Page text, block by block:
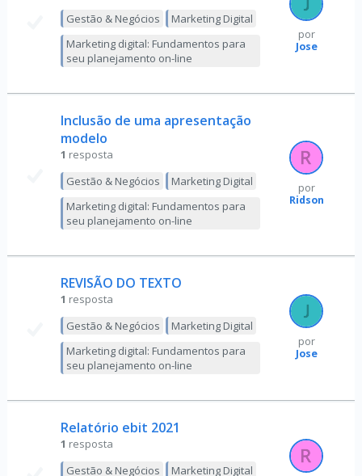
Gestão & Negócios
Marketing Digital
Marketing digital: Fundamentos para
seu planejamento on-line
por
Jose
Inclusão de uma apresentação
modelo
1 resposta
Gestão & Negócios
Marketing Digital
Marketing digital: Fundamentos para
seu planejamento on-line
por
Ridson
REVISÃO DO TEXTO
1 resposta
Gestão & Negócios
Marketing Digital
Marketing digital: Fundamentos para
seu planejamento on-line
por
Jose
Relatório ebit 2021
1 resposta
Gestão & Negócios
Marketing Digital